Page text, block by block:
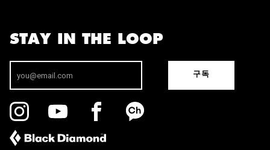
STAY IN THE LOOP
구독